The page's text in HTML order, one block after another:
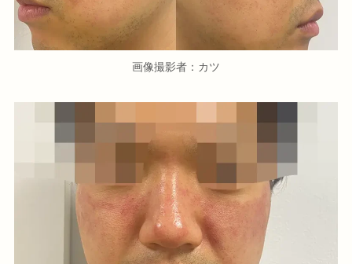
画像撮影者：カツ